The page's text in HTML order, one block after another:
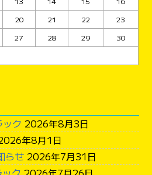
20 21 22
23
27 28 29
30
ク 2026年8月3日
年8月1日
らせ 2026年7月31日